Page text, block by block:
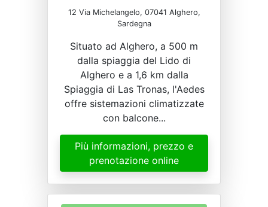
12 Via Michelangelo, 07041 Alghero,
Sardegna
Situato ad Alghero, a 500 m
dalla spiaggia del Lido di
Alghero e a 1,6 km dalla
Spiaggia di Las Tronas, l'Aedes
offre sistemazioni climatizzate
con balcone...
Più informazioni, prezzo e
prenotazione online